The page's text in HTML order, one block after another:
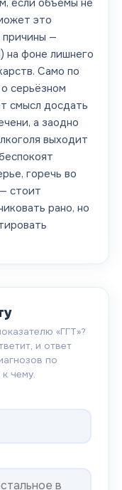
если объёмы не
это
причины —
на фоне лишнего
Само по
серьёзном
смысл досдать
а заодно
выходит
горечь во
стоит
рано, но
«ГГТ»?
и ответ
по
чему.